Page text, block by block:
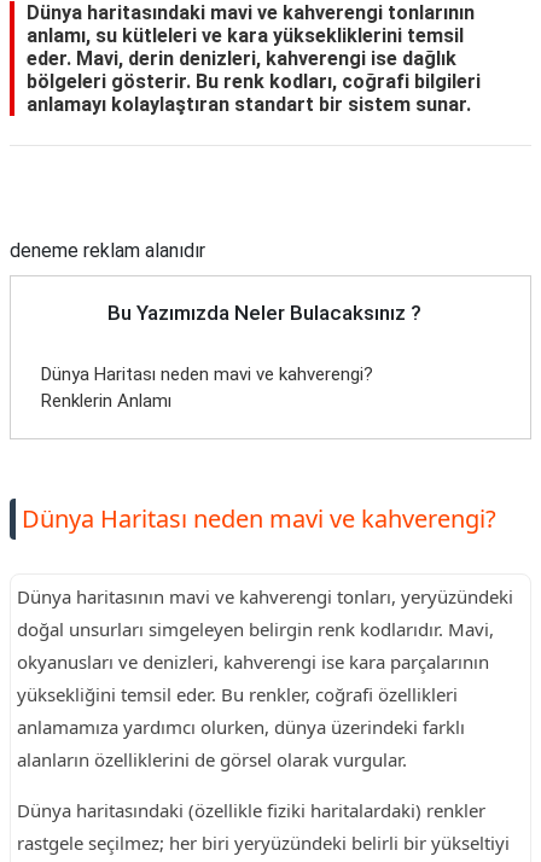
Dünya haritasındaki mavi ve kahverengi tonlarının
anlamı, su kütleleri ve kara yüksekliklerini temsil
eder. Mavi, derin denizleri, kahverengi ise dağlık
bölgeleri gösterir. Bu renk kodları, coğrafi bilgileri
anlamayı kolaylaştıran standart bir sistem sunar.
deneme reklam alanıdır
Bu Yazımızda Neler Bulacaksınız ?
Dünya Haritası neden mavi ve kahverengi?
Renklerin Anlamı
Dünya Haritası neden mavi ve kahverengi?
Dünya haritasının mavi ve kahverengi tonları, yeryüzündeki
doğal unsurları simgeleyen belirgin renk kodlarıdır. Mavi,
okyanusları ve denizleri, kahverengi ise kara parçalarının
yüksekliğini temsil eder. Bu renkler, coğrafi özellikleri
anlamamıza yardımcı olurken, dünya üzerindeki farklı
alanların özelliklerini de görsel olarak vurgular.
Dünya haritasındaki (özellikle fiziki haritalardaki) renkler
rastgele seçilmez; her biri yeryüzündeki belirli bir yükseltiyi